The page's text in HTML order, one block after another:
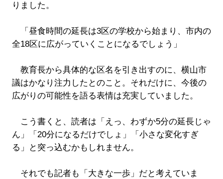
りました。
「昼食時間の延長は3区の学校から始まり、市内の
全18区に広がっていくことになるでしょう」
教育長から具体的な区名を引き出すのに、横山市
議はかなり注力したとのこと。それだけに、今後の
広がりの可能性を語る表情は充実していました。
こう書くと、読者は「えっ、わずか5分の延長じゃ
ん」「20分になるだけでしょ」「小さな変化すぎ
る」と突っ込むかもしれません。
それでも記者も「大きな一歩」だと考えていま